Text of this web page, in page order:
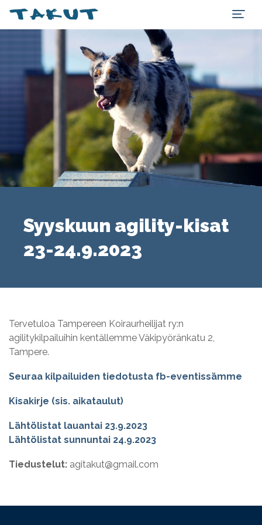
Syyskuun agility-kisat
23-24.9.2023
Tervetuloa Tampereen Koiraurheilijat ry:n
agilitykilpailuihin kentällemme Väkipyöränkatu 2,
Tampere.
Seuraa kilpailuiden tiedotusta fb-eventissämme
Kisakirje (sis. aikataulut)
Lähtölistat lauantai 23.9.2023
Lähtölistat sunnuntai 24.9.2023
Tiedustelut: agitakut@gmail.com